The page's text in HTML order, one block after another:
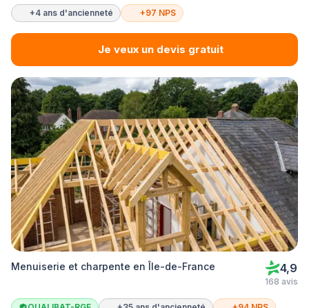
+4 ans d'ancienneté +97 NPS
Je veux un devis gratuit
Menuiserie et charpente en Île-de-France 4,9
168 avis